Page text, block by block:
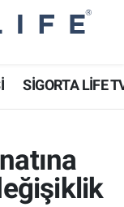
SİGORTA LİFE